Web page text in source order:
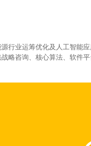
行业运筹优化及人工智能
略咨询、核心算法、软件